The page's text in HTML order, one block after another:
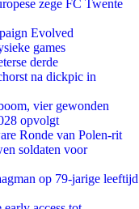
zege FC Twente
Evolved
games
derde
na dickpic in
vier gewonden
opvolgt
Ronde van Polen-rit
soldaten voor
op 79-jarige leeftijd